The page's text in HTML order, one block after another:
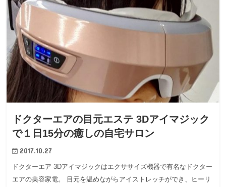
ドクターエアの目元エステ 3Dアイマジック
で１日15分の癒しの自宅サロン
2017.10.27
ドクターエア 3Dアイマジックはエクササイズ機器で有名なドクター
エアの美容家電。 目元を温めながらアイストレッチができ、ヒーリ